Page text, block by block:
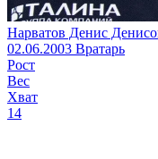
Нарватов Денис
02.06.2003 Вратарь
Рост
Вес
Хват
14